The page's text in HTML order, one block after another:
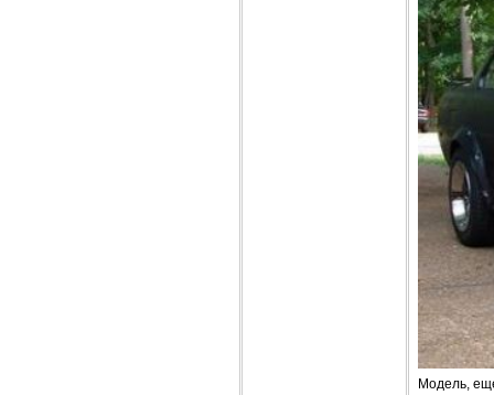
Модель,